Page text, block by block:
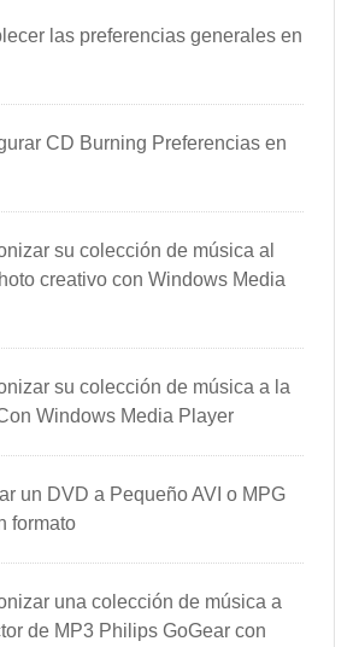
las preferencias generales en
CD Burning Preferencias en
su colección de música al
creativo con Windows Media
su colección de música a la
Windows Media Player
un DVD a Pequeño AVI o MPG
formato
una colección de música a
de MP3 Philips GoGear con